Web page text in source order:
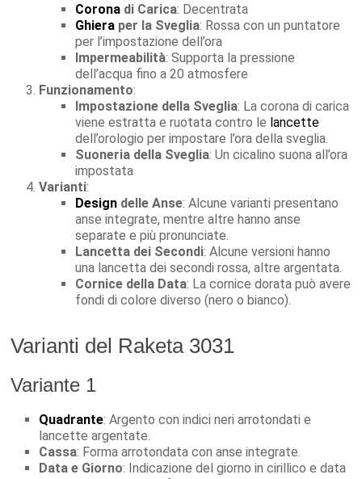
Corona di Carica: Decentrata
Ghiera per la Sveglia: Rossa con un puntatore
per l’impostazione dell’ora
Impermeabilità: Supporta la pressione
dell’acqua fino a 20 atmosfere
Funzionamento:
Impostazione della Sveglia: La corona di carica
viene estratta e ruotata contro le lancette
dell’orologio per impostare l’ora della sveglia.
Suoneria della Sveglia: Un cicalino suona all’ora
impostata
Varianti:
Design delle Anse: Alcune varianti presentano
anse integrate, mentre altre hanno anse
separate e più pronunciate.
Lancetta dei Secondi: Alcune versioni hanno
una lancetta dei secondi rossa, altre argentata.
Cornice della Data: La cornice dorata può avere
fondi di colore diverso (nero o bianco).
Varianti del Raketa 3031
Variante 1
Quadrante: Argento con indici neri arrotondati e
lancette argentate.
Cassa: Forma arrotondata con anse integrate.
Data e Giorno: Indicazione del giorno in cirillico e data